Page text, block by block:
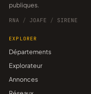
publiques.
RNA / JOAFE / SIRENE
EXPLORER
Départements
Explorateur
Annonces